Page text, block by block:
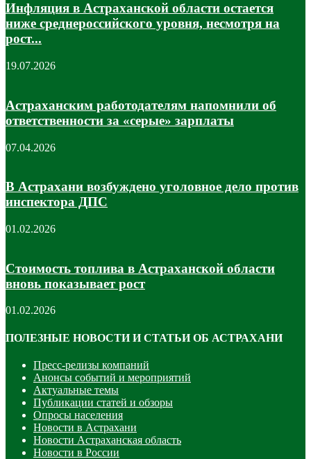
Инфляция в Астраханской области остается
ниже среднероссийского уровня, несмотря на
рост...
19.07.2026
Астраханским работодателям напомнили об
ответственности за «серые» зарплаты
07.04.2026
В Астрахани возбуждено уголовное дело против
инспектора ДПС
01.02.2026
Стоимость топлива в Астраханской области
вновь показывает рост
01.02.2026
ПОЛЕЗНЫЕ НОВОСТИ И СТАТЬИ ОБ АСТРАХАНИ
Пресс-релизы компаний
Анонсы событий и мероприятий
Актуальные темы
Публикации статей и обзоры
Опросы населения
Новости в Астрахани
Новости Астраханская область
Новости в России